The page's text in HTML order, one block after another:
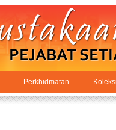
Perkhidmatan